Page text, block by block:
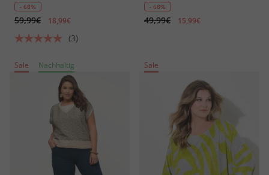
Biobaumwolle
- 68%
59,99€ 18,99€
(3)
- 68%
49,99€ 15,99€
Sale Nachhaltig Sale